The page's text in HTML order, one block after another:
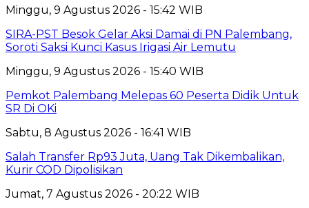
Minggu, 9 Agustus 2026 - 15:42 WIB
SIRA-PST Besok Gelar Aksi Damai di PN Palembang,
Soroti Saksi Kunci Kasus Irigasi Air Lemutu
Minggu, 9 Agustus 2026 - 15:40 WIB
Pemkot Palembang Melepas 60 Peserta Didik Untuk
SR Di OKi
Sabtu, 8 Agustus 2026 - 16:41 WIB
Salah Transfer Rp93 Juta, Uang Tak Dikembalikan,
Kurir COD Dipolisikan
Jumat, 7 Agustus 2026 - 20:22 WIB